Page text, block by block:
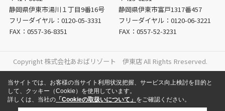
静岡県伊東市湯川１丁目9番16号
フリーダイヤル： 0120-05-3331
FAX：0557-36-8351
静岡県伊東市富戸1317番457
フリーダイヤル：0120-06-3221
FAX：0557-52-3231
Copyright 株式会社あおばリゾート 伊東店 All Rights Rreserved.
当サイトでは、お客様の当サイト利用状況把握、サービス向上検討を目的と
して、クッキー（Cookie）を使用しています。
詳しくは、当社の 「Cookieの取扱いについて」 をご確認ください。